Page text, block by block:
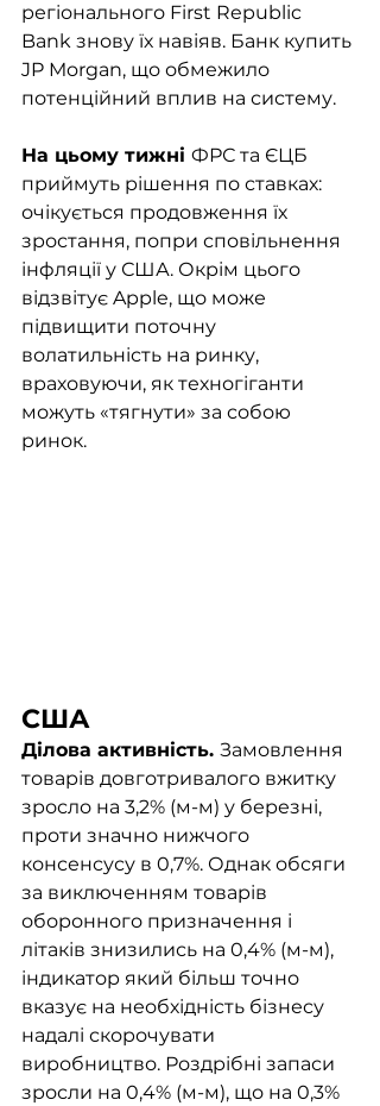
регіонального First Republic
Bank знову їх навіяв. Банк купить
JP Morgan, що обмежило
потенційний вплив на систему.
На цьому тижні ФРС та ЄЦБ
приймуть рішення по ставках:
очікується продовження їх
зростання, попри сповільнення
інфляції у США. Окрім цього
відзвітує Apple, що може
підвищити поточну
волатильність на ринку,
враховуючи, як техногіганти
можуть «тягнути» за собою
ринок.
США
Ділова активність. Замовлення
товарів довготривалого вжитку
зросло на 3,2% (м-м) у березні,
проти значно нижчого
консенсусу в 0,7%. Однак обсяги
за виключенням товарів
оборонного призначення і
літаків знизились на 0,4% (м-м),
індикатор який більш точно
вказує на необхідність бізнесу
надалі скорочувати
виробництво. Роздрібні запаси
зросли на 0,4% (м-м), що на 0,3%